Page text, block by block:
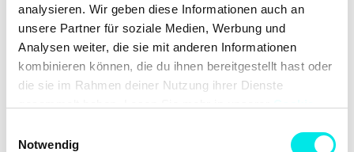
analysieren. Wir geben diese Informationen auch an
unsere Partner für soziale Medien, Werbung und
Analysen weiter, die sie mit anderen Informationen
kombinieren können, die du ihnen bereitgestellt hast oder
die sie im Rahmen deiner Nutzung ihrer Dienste
darüber, wie
Notwendig
60% 60%